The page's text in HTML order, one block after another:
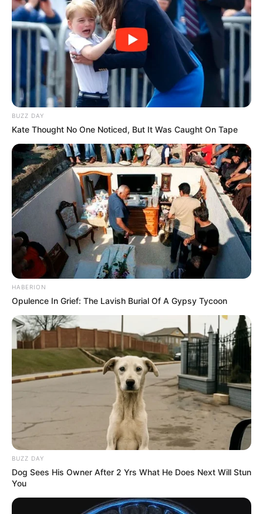
BUZZ DAY
Kate Thought No One Noticed, But It Was Caught On Tape
HABERION
Opulence In Grief: The Lavish Burial Of A Gypsy Tycoon
BUZZ DAY
Dog Sees His Owner After 2 Yrs What He Does Next Will Stun
You